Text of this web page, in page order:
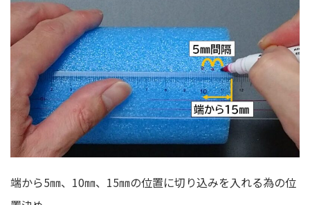
端から5㎜、10㎜、15㎜の位置に切り込みを入れる為の位